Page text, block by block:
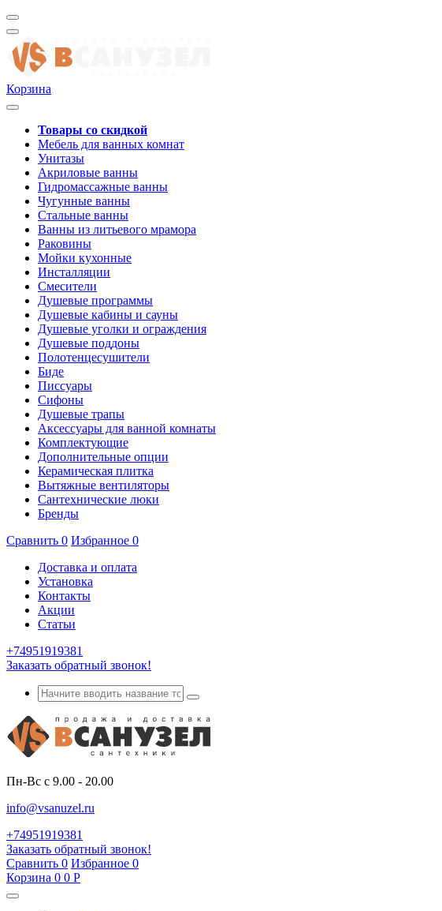
Корзина
Товары со скидкой
Мебель для ванных комнат
Унитазы
Акриловые ванны
Гидромассажные ванны
Чугунные ванны
Стальные ванны
Ванны из литьевого мрамора
Раковины
Мойки кухонные
Инсталляции
Смесители
Душевые программы
Душевые кабины и сауны
Душевые уголки и ограждения
Душевые поддоны
Полотенцесушители
Биде
Писсуары
Сифоны
Душевые трапы
Аксессуары для ванной комнаты
Комплектующие
Дополнительные опции
Керамическая плитка
Вытяжные вентиляторы
Сантехнические люки
Бренды
Сравнить 0 Избранное 0
Доставка и оплата
Установка
Контакты
Акции
Статьи
+74951919381
Заказать обратный звонок!
Пн-Вс с 9.00 - 20.00
info@vsanuzel.ru
+74951919381
Заказать обратный звонок!
Сравнить 0 Избранное 0
Корзина 0 0 Р